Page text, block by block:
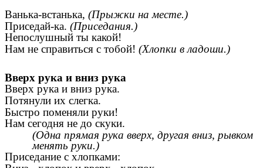
Ванька-встанька, (Прыжки на месте.)
Приседай-ка. (Приседания.)
Непослушный ты какой!
Нам не справиться с тобой! (Хлопки в ладоши.)
Вверх рука и вниз рука
Вверх рука и вниз рука.
Потянули их слегка.
Быстро поменяли руки!
Нам сегодня не до скуки.
(Одна прямая рука вверх, другая вниз, рывком
менять руки.)
Приседание с хлопками: